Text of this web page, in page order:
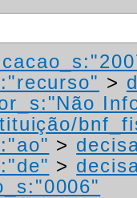
>
>
>